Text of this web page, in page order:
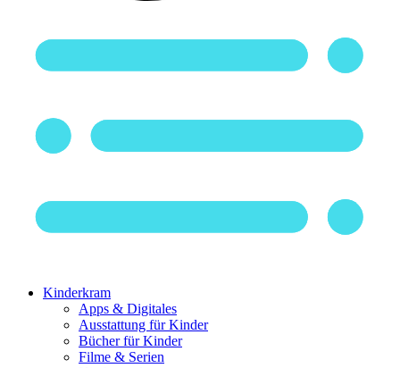
Kinderkram
Apps & Digitales
Ausstattung für Kinder
Bücher für Kinder
Filme & Serien